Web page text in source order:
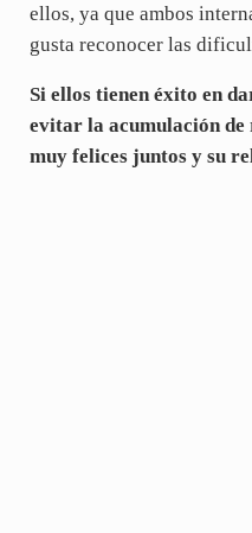
ellos, ya que ambos
gusta reconocer las
Si ellos tienen éxito en
evitar la acumulación de
muy felices juntos y su